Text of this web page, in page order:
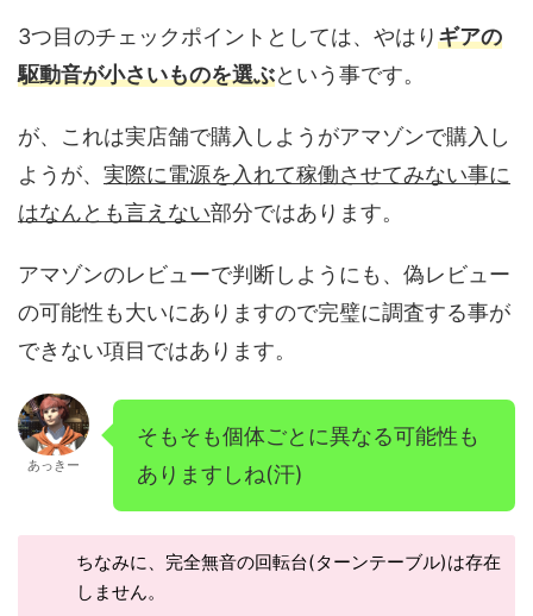
3つ目のチェックポイントとしては、やはりギアの
駆動音が小さいものを選ぶという事です。
が、これは実店舗で購入しようがアマゾンで購入し
ようが、 実際に電源を入れて稼働させてみない事に
はなんとも言えない部分ではあります。
アマゾンのレビューで判断しようにも、偽レビュー
の可能性も大いにありますので完璧に調査する事が
できない項目ではあります。
あっきー
そもそも個体ごとに異なる可能性も
ありますしね(汗)
ちなみに、完全無音の回転台(ターンテーブル)は存在
しません。